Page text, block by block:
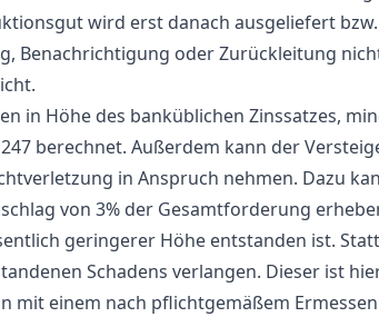
wird erst danach ausgeliefert
Benachrichtigung oder Zurückleitung
in Höhe des banküblichen Zinssatzes,
berechnet. Außerdem kann der
in Anspruch nehmen. Dazu
von 3% der Gesamtforderung
geringerer Höhe entstanden ist.
Schadens verlangen. Dieser ist
mit einem nach pflichtgemäßem